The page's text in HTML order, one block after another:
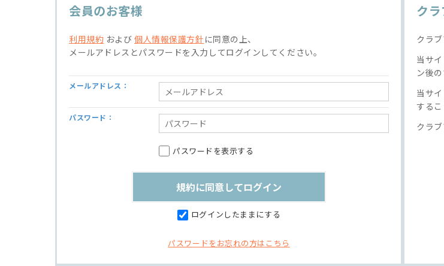
会員のお客様
利用規約 および個人情報保護方針 に同意の上、
メールアドレスとパスワードを入力してログインしてください。
メールアドレス：
パスワード：
パスワードを表示する
ログインしたままにする
パスワードをお忘れの方はこちら
ク
クラ
当サ
ン後
当サ
するこ
クラ